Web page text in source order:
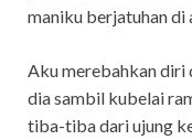
maniku berjatuhan di
Aku merebahkan diri
dia sambil kubelai
tiba-tiba dari ujung